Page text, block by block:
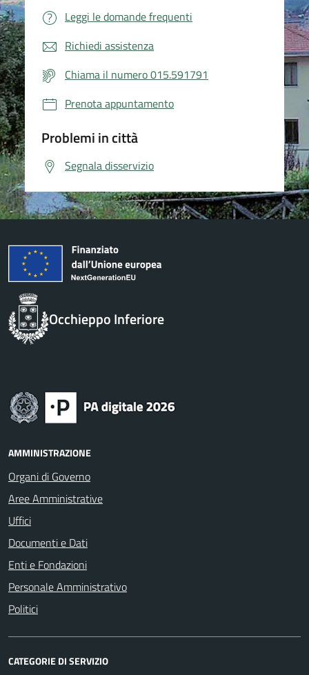
Leggi le domande frequenti
Richiedi assistenza
Chiama il numero 015.591791
Prenota appuntamento
Problemi in città
Segnala disservizio
Occhieppo Inferiore
AMMINISTRAZIONE
Organi di Governo
Aree Amministrative
Uffici
Documenti e Dati
Enti e Fondazioni
Personale Amministrativo
Politici
CATEGORIE DI SERVIZIO